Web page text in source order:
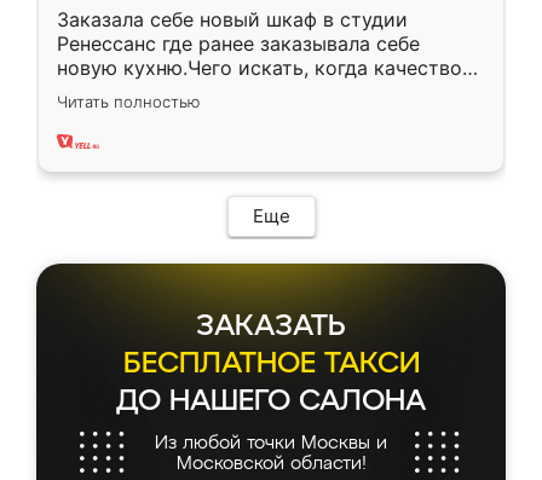
Заказала себе новый шкаф в студии
Ренессанс где ранее заказывала себе
новую кухню.Чего искать, когда качеством
вполне довольна. Служит кухня уже почти
два года, нареканий нет.
Читать полностью
Еще
ЗАКАЗАТЬ
БЕСПЛАТНОЕ ТАКСИ
ДО НАШЕГО САЛОНА
Из любой точки Москвы и
Московской области!